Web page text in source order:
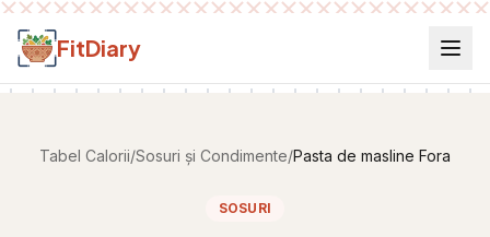
Salt la conținut
FitDiary
Tabel Calorii/Sosuri și Condimente/Pasta de masline Fora
SOSURI